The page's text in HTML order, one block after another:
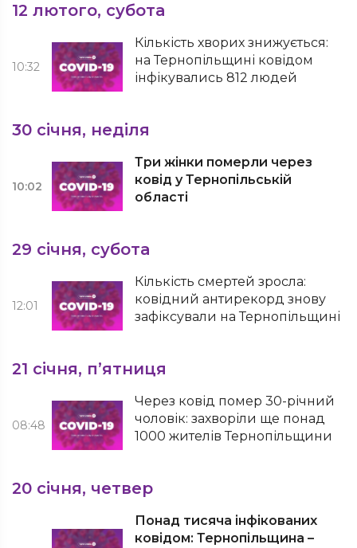
12 лютого, субота
10:32
Кількість хворих знижується:
на Тернопільщині ковідом
інфікувались 812 людей
30 січня, неділя
10:02
Три жінки померли через
ковід у Тернопільській
області
29 січня, субота
12:01
Кількість смертей зросла:
ковідний антирекорд знову
зафіксували на Тернопільщині
21 січня, п’ятниця
08:48
Через ковід помер 30-річний
чоловік: захворіли ще понад
1000 жителів Тернопільщини
20 січня, четвер
Понад тисяча інфікованих
ковідом: Тернопільщина –